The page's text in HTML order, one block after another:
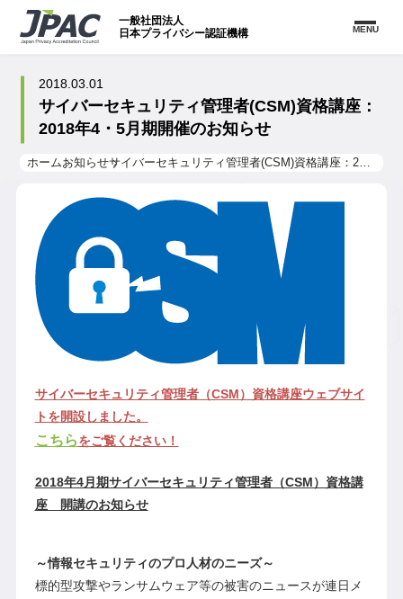
一般社団法人
日本プライバシー認証機構
MENU
2018.03.01
サイバーセキュリティ管理者(CSM)資格講座：
2018年4・5月期開催のお知らせ
ホームお知らせ サイバーセキュリティ管理者(CSM)資格講座：2018年4・5月期開催のお知らせ
サイバーセキュリティ管理者（CSM）資格講座ウェブサイ
トを開設しました。
こちらをご覧ください！
2018年4月期サイバーセキュリティ管理者（CSM）資格講
座 開講のお知らせ
～情報セキュリティのプロ人材のニーズ～
標的型攻撃やランサムウェア等の被害のニュースが連日メ